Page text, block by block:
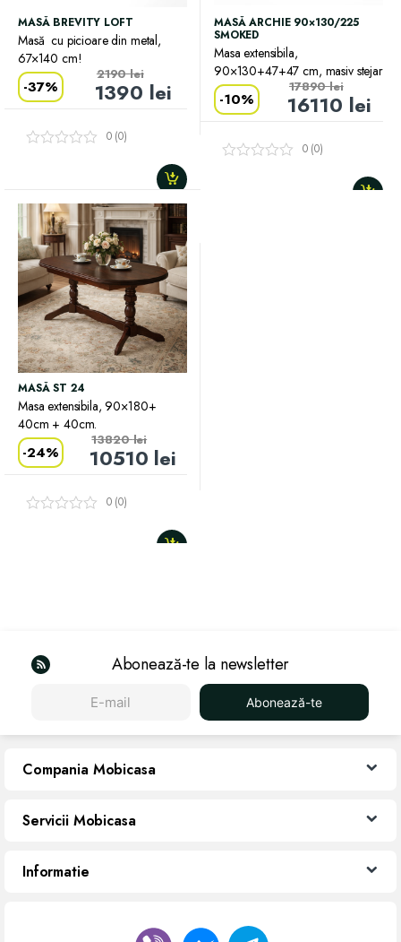
MASĂ BREVITY LOFT
Masă cu picioare din metal,
67×140 cm!
-37% 1390 lei
2190lei
0 (0)
MASĂ ARCHIE 90×130/225
SMOKED
Masa extensibila,
90×130+47+47 cm, masiv stejar
-10% 16110 lei
17890lei
0 (0)
MASĂ ST 24
Masa extensibila, 90×180+
40cm + 40cm.
-24% 10510 lei
13820lei
0 (0)
Abonează-te la newsletter
Abonează-te
Compania Mobicasa
Servicii Mobicasa
Informatie